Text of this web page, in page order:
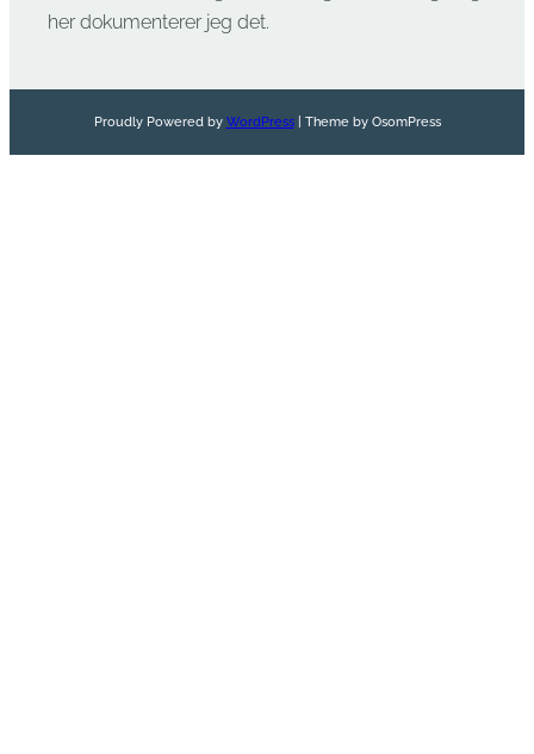
her dokumenterer jeg det.
Proudly Powered by WordPress| Theme by OsomPress